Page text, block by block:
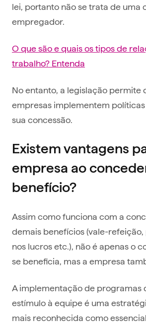
lei, portanto não se trata de uma
empregador.
O que são e quais os tipos de
trabalho? Entenda
No entanto, a legislação permite
empresas implementem
sua concessão.
Existem vantagens
empresa ao
benefício?
Assim como funciona com a
demais benefícios (vale-
nos lucros etc.), não é apenas o
se beneficia, mas a empresa
A implementação de programas
estímulo à equipe é uma
mais reconhecida como